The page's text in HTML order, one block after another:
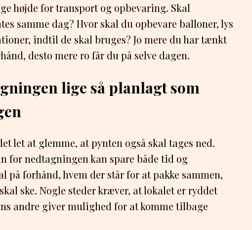
højde for transport og opbevaring. Skal
samme dag? Hvor skal du opbevare balloner, lys
indtil de skal bruges? Jo mere du har tænkt
desto mere ro får du på selve dagen.
lige så planlagt som
let at glemme, at pynten også skal tages ned.
for nedtagningen kan spare både tid og
på forhånd, hvem der står for at pakke sammen,
ske. Nogle steder kræver, at lokalet er ryddet
andre giver mulighed for at komme tilbage